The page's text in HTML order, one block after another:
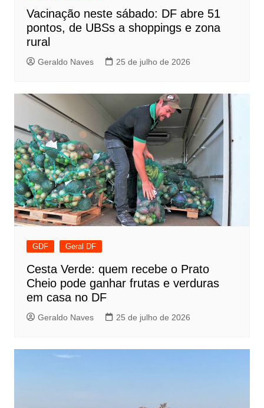
Vacinação neste sábado: DF abre 51
pontos, de UBSs a shoppings e zona
rural
Geraldo Naves 25 de julho de 2026
GDF Geral DF
Cesta Verde: quem recebe o Prato
Cheio pode ganhar frutas e verduras
em casa no DF
Geraldo Naves 25 de julho de 2026